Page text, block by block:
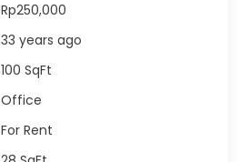
Rp250,000
33 years ago
100 SqFt
Office
For Rent